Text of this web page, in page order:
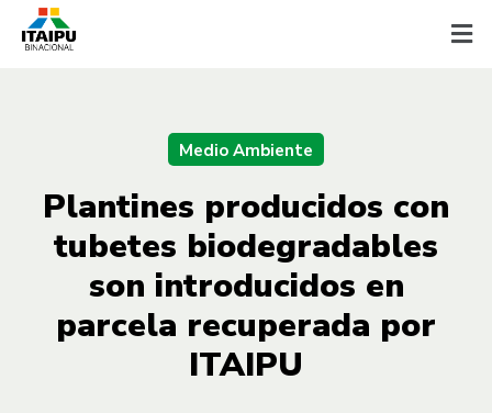
Medio Ambiente
Plantines producidos con
tubetes biodegradables
son introducidos en
parcela recuperada por
ITAIPU